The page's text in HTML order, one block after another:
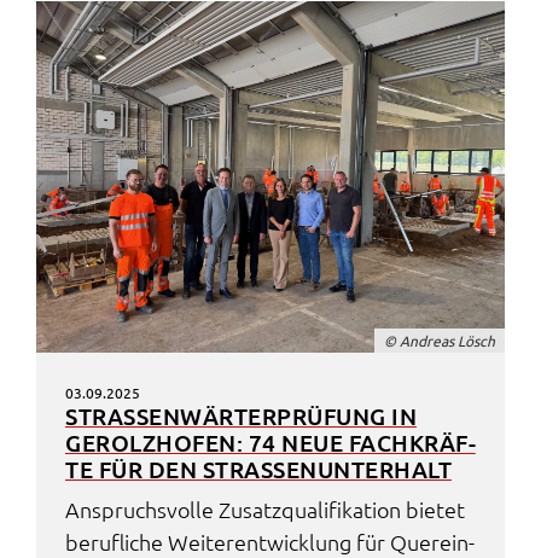
© Andre­as Lösch
03.09.2025
STRA­SSEN­WÄR­TER­PRÜ­FUNG IN G
EROLZ­HOFEN: 74 NEUE FACH­KRÄF­T
E FÜR DEN STRA­SSEN­UN­TER­HALT
Anspruchs­vol­le Zusatz­qua­li­fi­ka­ti­on bietet
beruf­li­che Weiter­ent­wick­lung für Quer­ein­